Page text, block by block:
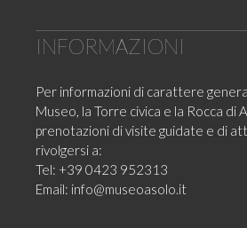
INFORMAZIONI
Per informazioni di carattere
Museo, la Torre civica e la Rocca di
prenotazioni di visite guidate e di
rivolgersi a:
Tel: +39 0423 952313
Email: info@museoasolo.it